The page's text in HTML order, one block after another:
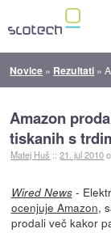
Novice » Rezultati »
Amazon
tiskanih s
Matej Huš ::21. jul 2010
Wired News-
ocenjuje Amazon,
prodali več kakor